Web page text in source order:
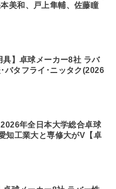
美和、戸上隼輔、佐藤瞳
具】卓球メーカー8社 ラバ
バタフライ･ニッタク(2026
年全日本大学総合卓球
知工業大と専修大がV【卓